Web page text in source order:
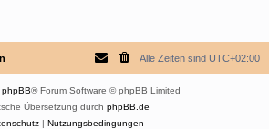
Alle Zeiten sind UTC+02:00
phpBB® Forum Software © phpBB Limited
Übersetzung durch phpBB.de
| Nutzungsbedingungen